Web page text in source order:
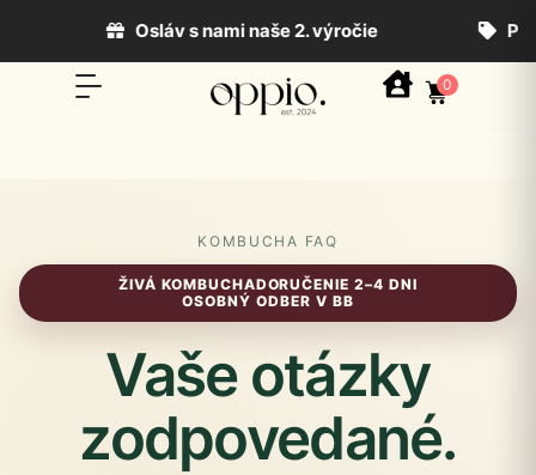
Osláv s nami naše 2. výročie Posledná
0
KOMBUCHA FAQ
ŽIVÁ KOMBUCHADORUČENIE 2–4 DNI
OSOBNÝ ODBER V BB
Vaše otázky
zodpovedané.